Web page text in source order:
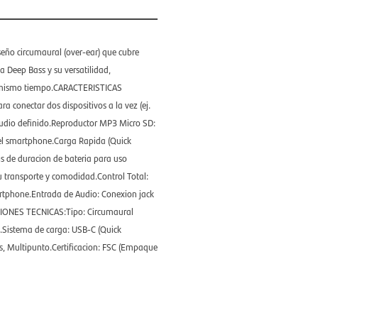
circumaural (over-ear) que cubre
Bass y su versatilidad,
tiempo.CARACTERISTICAS
conectar dos dispositivos a la vez (ej.
definido.Reproductor MP3 Micro SD:
smartphone.Carga Rapida (Quick
de duracion de bateria para uso
y comodidad.Control Total:
de Audio: Conexion jack
TECNICAS:Tipo: Circumaural
de carga: USB-C (Quick
Multipunto.Certificacion: FSC (Empaque